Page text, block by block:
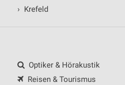
› Krefeld
Optiker & Hörakustik
Reisen & Tourismus